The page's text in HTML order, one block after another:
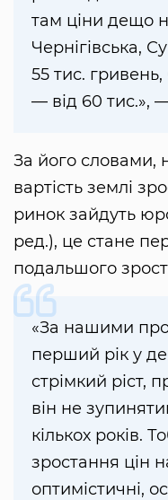
там ціни дещо
Чернігівська,
55 тис.
— від 60 тис.»,
За його словами,
вартість землі
ринок зайдуть
ред.), це стане
подальшого
«За нашими
перший рік у
стрімкий ріст,
він не
кількох років.
зростання цін
оптимістичні,